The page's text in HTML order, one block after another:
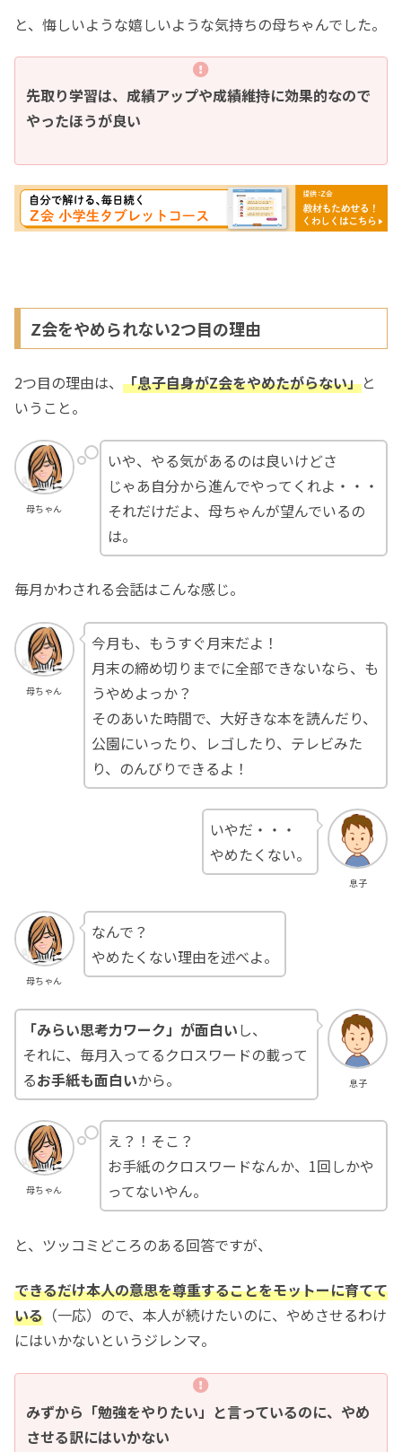
と、悔しいような嬉しいような気持ちの母ちゃんでした。
先取り学習は、成績アップや成績維持に効果的なので
やったほうが良い
Z会をやめられない2つ目の理由
2つ目の理由は、 「息子自身がZ会をやめたがらない」と
いうこと。
母ちゃん
いや、やる気があるのは良いけどさ
じゃあ自分から進んでやってくれよ・・・
それだけだよ、母ちゃんが望んでいるの
は。
毎月かわされる会話はこんな感じ。
母ちゃん
今月も、もうすぐ月末だよ！
月末の締め切りまでに全部できないなら、も
うやめよっか？
そのあいた時間で、大好きな本を読んだり、
公園にいったり、レゴしたり、テレビみた
り、のんびりできるよ！
息子
いやだ・・・
やめたくない。
母ちゃん
なんで？
やめたくない理由を述べよ。
息子
「みらい思考力ワーク」が面白い し、
それに、毎月入ってるクロスワードの載って
るお手紙も面白いから。
母ちゃん
え？！そこ？
お手紙のクロスワードなんか、1回しかや
ってないやん。
と、ツッコミどころのある回答ですが、
できるだけ本人の意思を尊重することをモットーに育てて
いる （一応）ので、本人が続けたいのに、やめさせるわけ
にはいかないというジレンマ。
みずから「勉強をやりたい」と言っているのに、やめ
させる訳にはいかない